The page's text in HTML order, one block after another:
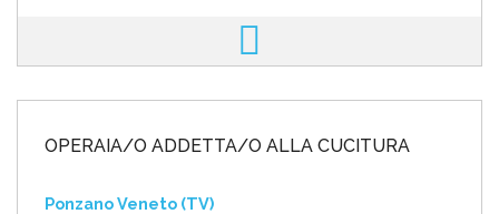
OPERAIA/O ADDETTA/O ALLA CUCITURA
Ponzano Veneto (TV)